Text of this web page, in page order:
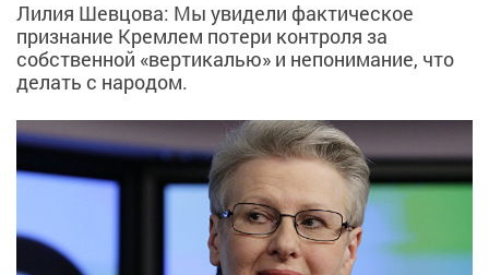
Лилия Шевцова: Мы увидели фактическое
признание Кремлем потери контроля за
собственной «вертикалью» и непонимание, что
делать с народом.